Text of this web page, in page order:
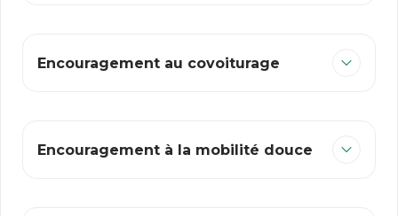
Encouragement au covoiturage
Encouragement à la mobilité douce